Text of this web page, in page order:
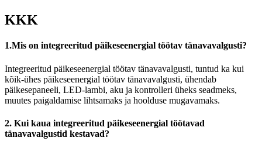
KKK
1.Mis on integreeritud päikeseenergial töötav tänavavalgusti?
Integreeritud päikeseenergial töötav tänavavalgusti, tuntud ka kui
kõik-ühes päikeseenergial töötav tänavavalgusti, ühendab
päikesepaneeli, LED-lambi, aku ja kontrolleri üheks seadmeks,
muutes paigaldamise lihtsamaks ja hoolduse mugavamaks.
2. Kui kaua integreeritud päikeseenergial töötavad
tänavavalgustid kestavad?